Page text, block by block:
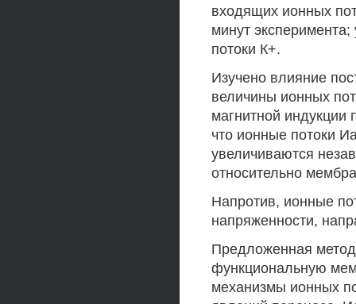
входящих ионных
минут
потоки К+.
Изучено влияние
величины ионных
магнитной
что ионные потоки
увеличиваются
относительно
Напротив, ионные
напряженности,
Предложенная
функциональную
механизмы ионных